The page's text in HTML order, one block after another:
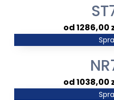
1286,00
Zakres
1286,00 zł
do
1415,00 zł
1038,00
Zakres